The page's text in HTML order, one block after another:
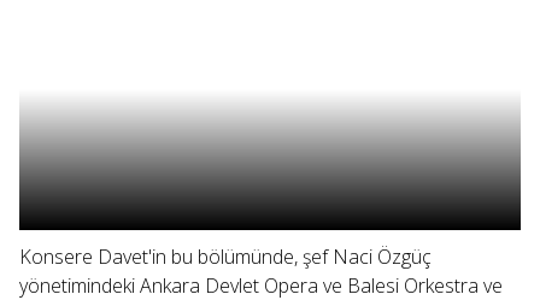
Konsere Davet'in bu bölümünde, şef Naci Özgüç
yönetimindeki Ankara Devlet Opera ve Balesi Orkestra ve